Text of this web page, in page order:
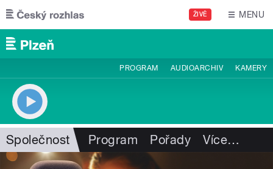
Přejít k hlavnímu obsahu
ŽIVĚ MENU
PROGRAM AUDIOARCHIV KAMERY
Společnost Program Pořady Více…